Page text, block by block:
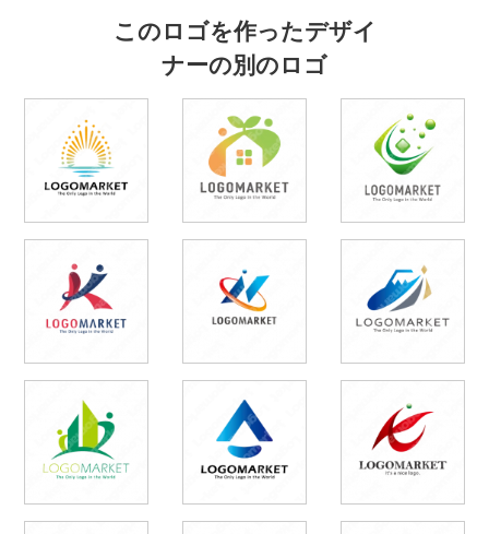
このロゴを作ったデザイ
ナーの別のロゴ